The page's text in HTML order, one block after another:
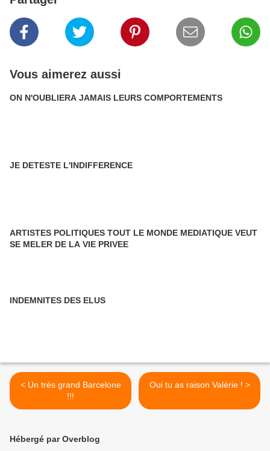
Vous aimerez aussi
ON N'OUBLIERA JAMAIS LEURS COMPORTEMENTS
JE DETESTE L'INDIFFERENCE
ARTISTES POLITIQUES TOUT LE MONDE MEDIATIQUE VEUT
SE MELER DE LA VIE PRIVEE
INDEMNITES DES ELUS
< Un très grand Barcelone
!!!
Oui tu as raison Valérie ! >
Hébergé par Overblog